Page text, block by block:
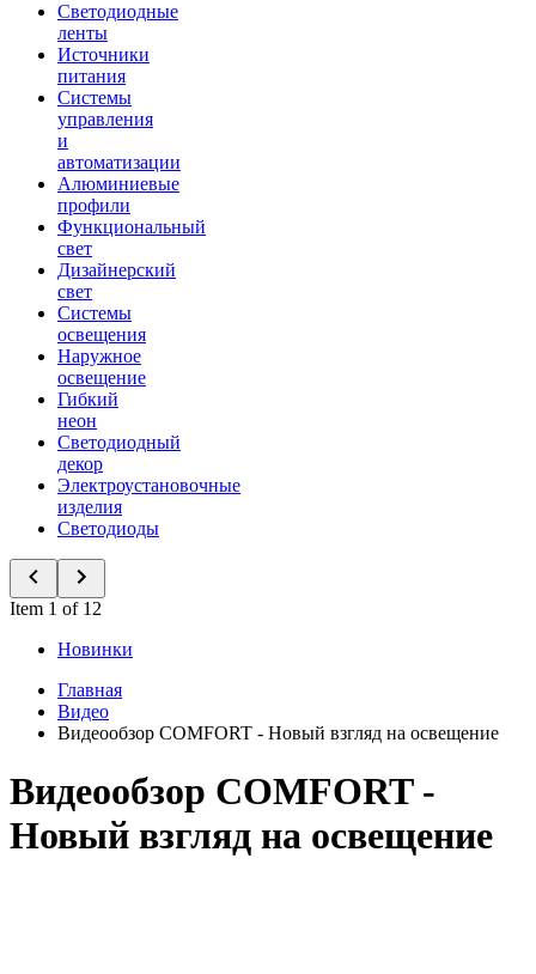
Светодиодные
ленты
Источники
питания
Системы
управления
и
автоматизации
Алюминиевые
профили
Функциональный
свет
Дизайнерский
свет
Системы
освещения
Наружное
освещение
Гибкий
неон
Светодиодный
декор
Электроустановочные
изделия
Светодиоды
Item 1 of 12
Новинки
Главная
Видео
Видеообзор COMFORT - Новый взгляд на освещение
Видеообзор COMFORT -
Новый взгляд на освещение